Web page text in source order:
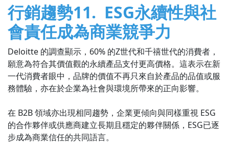
行銷趨勢11. ESG永續性與社
會責任成為商業競爭力
Deloitte 的調查顯示，60% 的Z世代和千禧世代的消費者，
願意為符合其價值觀的永續產品支付更高價格。這表示在新
一代消費者眼中，品牌的價值不再只來自於產品的品值或服
務體驗，亦在於企業為社會與環境所帶來的正向影響。
在 B2B 領域亦出現相同趨勢，企業更傾向與同樣重視 ESG
的合作夥伴或供應商建立長期且穩定的夥伴關係，ESG已逐
步成為商業信任的共同語言。